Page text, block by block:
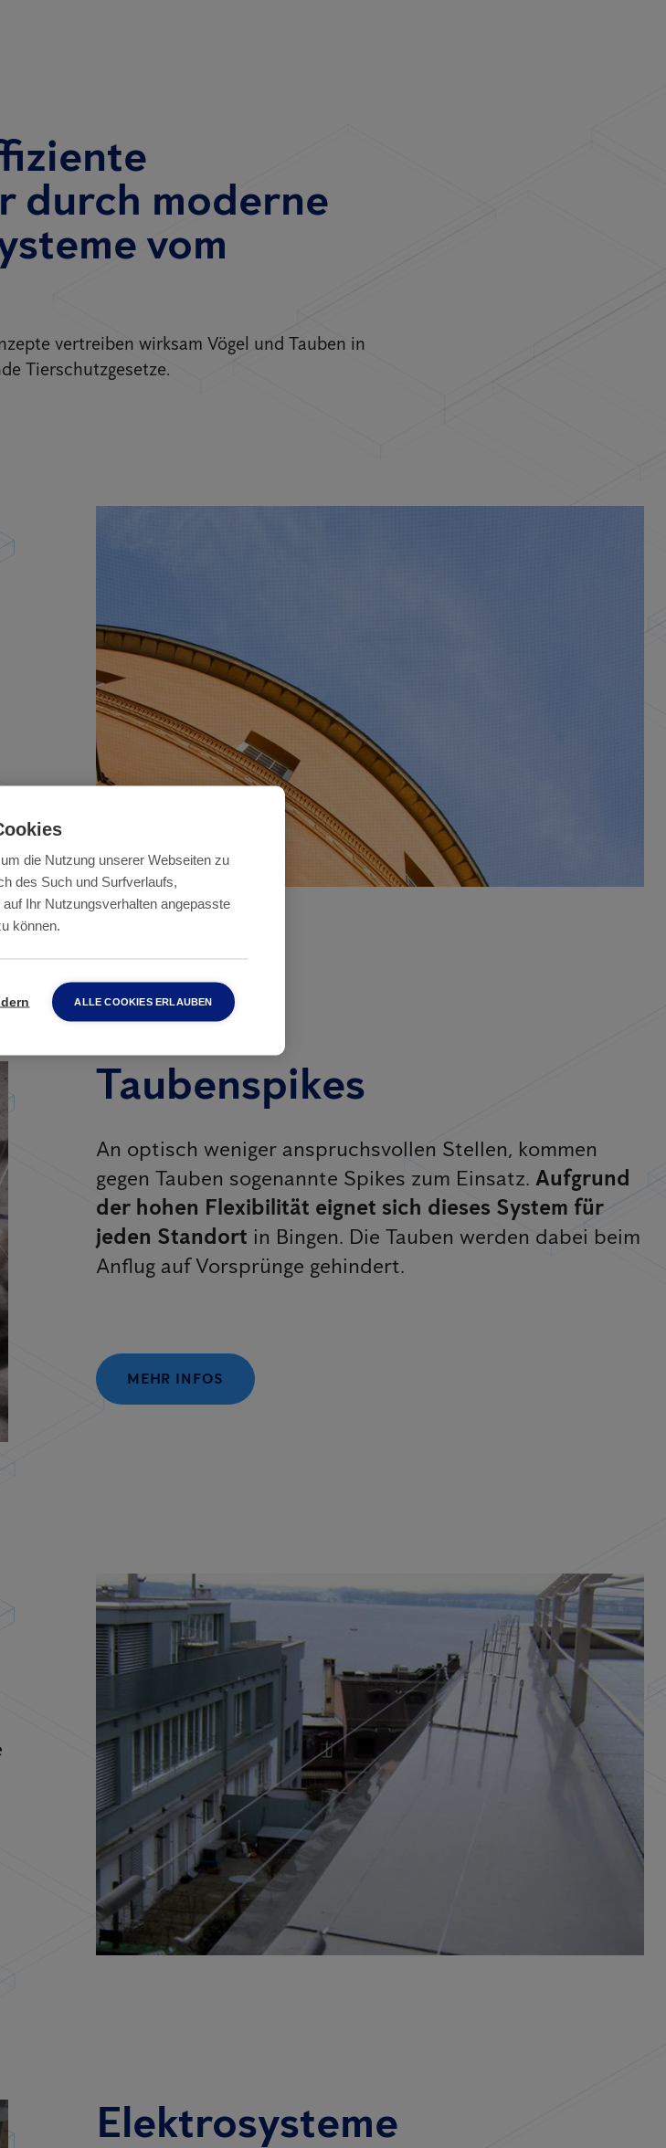
durch moderne
vom
vertreiben wirksam Vögel und Tauben in
Tierschutzgesetze.
Taubenspikes
An optisch weniger anspruchsvollen Stellen, kommen
gegen Tauben sogenannte Spikes zum Einsatz. Aufgrund
der hohen Flexibilität eignet sich dieses System für
jeden Standort in Bingen. Die Tauben werden dabei beim
Anflug auf Vorsprünge gehindert.
MEHR INFOS
Elektrosysteme
die Nutzung unserer Webseiten zu
des Such und Surfverlaufs,
Ihr Nutzungsverhalten angepasste
können.
ALLE COOKIES ERLAUBEN